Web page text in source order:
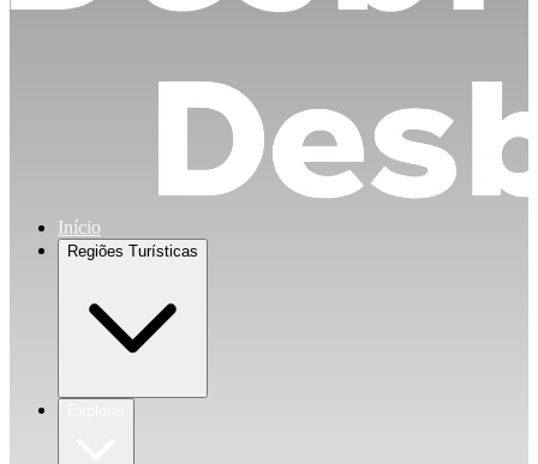
Início
Regiões Turísticas